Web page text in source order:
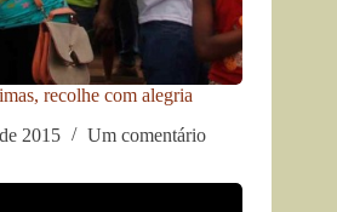
recolhe com alegria
2015
Um comentário